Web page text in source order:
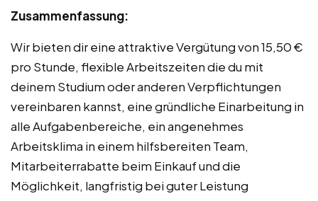
Zusammenfassung:
Wir bieten dir eine attraktive Vergütung von 15,50 €
pro Stunde, flexible Arbeitszeiten die du mit
deinem Studium oder anderen Verpflichtungen
vereinbaren kannst, eine gründliche Einarbeitung in
alle Aufgabenbereiche, ein angenehmes
Arbeitsklima in einem hilfsbereiten Team,
Mitarbeiterrabatte beim Einkauf und die
Möglichkeit, langfristig bei guter Leistung